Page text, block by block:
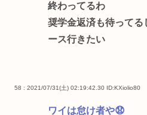
終わってるわ
奨学金返済も待ってる
ース行きたい
58 : 2021/07/31(土) 02:19:42.30 ID:KXiolio80
ワイは怠け者や😧